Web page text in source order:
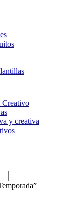
Creativo
y creativa